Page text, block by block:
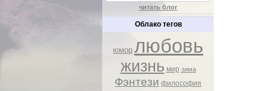
читать блог
Облако тегов
юмор любовь
жизнь мир зима
Фэнтези философия